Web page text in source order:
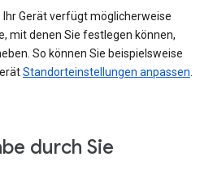
Gerät verfügt möglicherweise
mit denen Sie festlegen können,
So können Sie beispielsweise
Standorteinstellungen anpassen
durch Sie